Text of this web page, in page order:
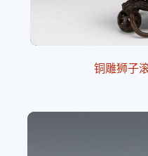
铜雕狮子